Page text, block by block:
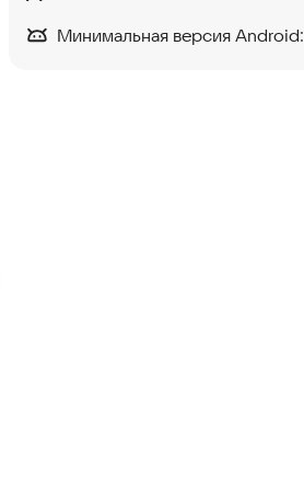
Минимальная версия Android: